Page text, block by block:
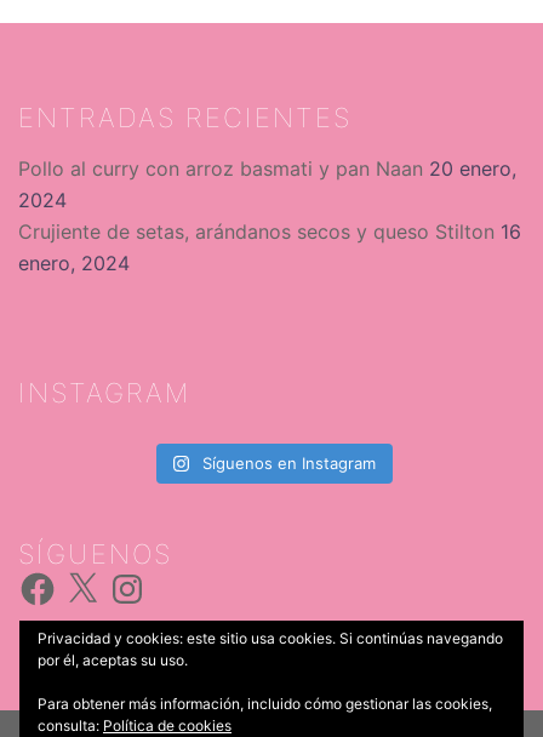
ENTRADAS RECIENTES
Pollo al curry con arroz basmati y pan Naan 20 enero,
2024
Crujiente de setas, arándanos secos y queso Stilton 16
enero, 2024
INSTAGRAM
Síguenos en Instagram
SÍGUENOS
Facebook
X Instagram
Privacidad y cookies: este sitio usa cookies. Si continúas navegando
por él, aceptas su uso.
Para obtener más información, incluido cómo gestionar las cookies,
consulta: Política de cookies